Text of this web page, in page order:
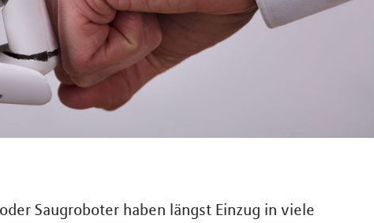
Saugroboter haben längst Einzug in viele